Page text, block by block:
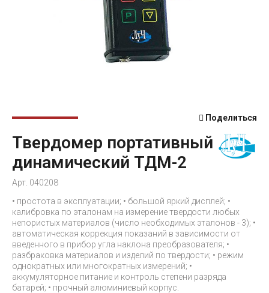
Поделиться
Твердомер портативный
динамический ТДМ-2
Арт. 040208
• простота в эксплуатации; • большой яркий дисплей; •
калибровка по эталонам на измерение твердости любых
непористых материалов (число необходимых эталонов - 3); •
автоматическая коррекция показаний в зависимости от
введенного в прибор угла наклона преобразователя; •
разбраковка материалов и изделий по твердости; • режим
однократных или многократных измерений; •
аккумуляторное питание и контроль степени разряда
батарей; • прочный алюминиевый корпус.